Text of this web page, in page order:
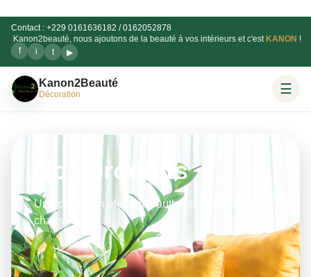
Contact : +229 0161636182 / 0162052878
Kanon2beauté, nous ajoutons de la beauté à vos intérieurs et c'est KANON !
f i t ▶
Kanon2Beauté
Décoration ☰
Nos produits
Une collection elegante, authentique et
chaleureuse.